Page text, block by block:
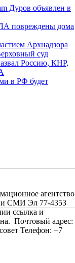
Дуров объявлен в
повреждены дома
Архнадзора
суд
Россию, КНР,
в РФ будет
агентство
СМИ Эл 77-4353
ссылка и
Почтовый адрес:
Телефон: +7